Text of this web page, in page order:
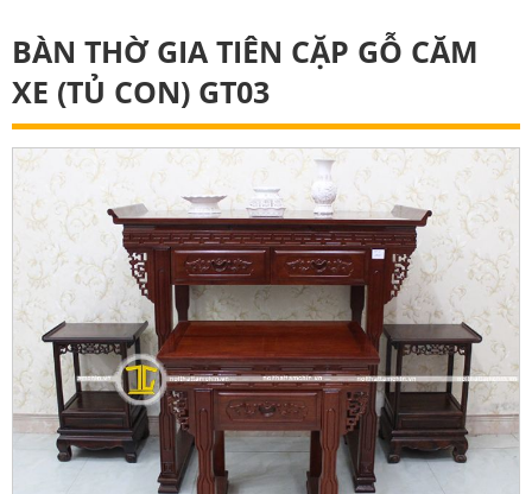
BÀN THỜ GIA TIÊN CẶP GỖ CĂM
XE (TỦ CON) GT03